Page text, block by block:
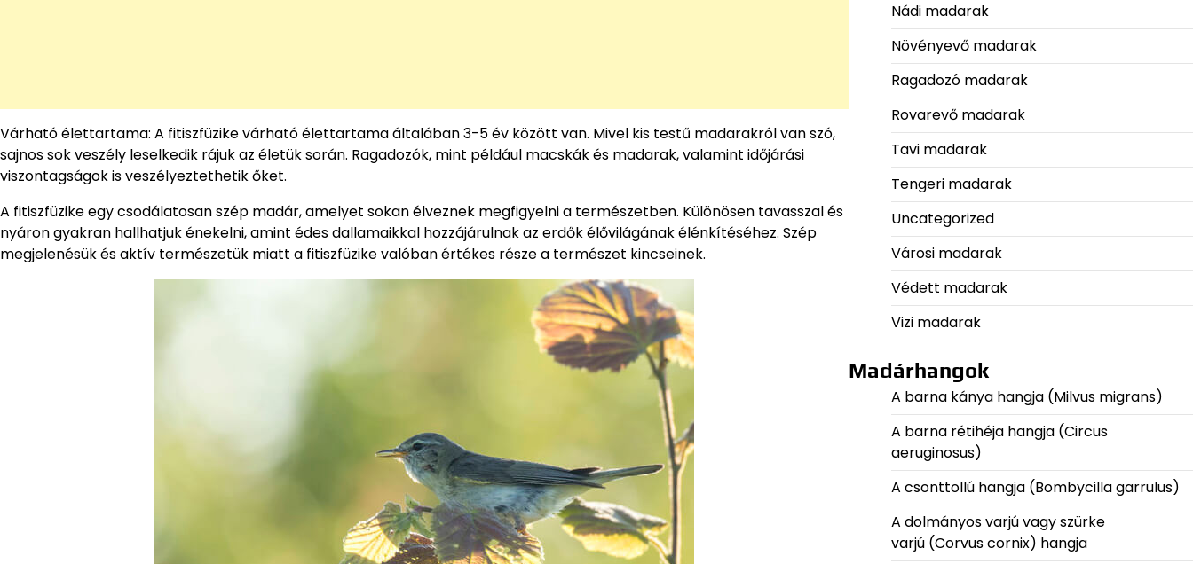
Várható élettartama: A fitiszfüzike várható élettartama általában 3-5 év között van. Mivel kis testű madarakról van szó,
sajnos sok veszély leselkedik rájuk az életük során. Ragadozók, mint például macskák és madarak, valamint időjárási
viszontagságok is veszélyeztethetik őket.
A fitiszfüzike egy csodálatosan szép madár, amelyet sokan élveznek megfigyelni a természetben. Különösen tavasszal és
nyáron gyakran hallhatjuk énekelni, amint édes dallamaikkal hozzájárulnak az erdők élővilágának élénkítéséhez. Szép
megjelenésük és aktív természetük miatt a fitiszfüzike valóban értékes része a természet kincseinek.
Nádi madarak
Növényevő madarak
Ragadozó madarak
Rovarevő madarak
Tavi madarak
Tengeri madarak
Uncategorized
Városi madarak
Védett madarak
Vizi madarak
Madárhangok
A barna kánya hangja (Milvus migrans)
A barna rétihéja hangja (Circus
aeruginosus)
A csonttollú hangja (Bombycilla garrulus)
A dolmányos varjú vagy szürke
varjú (Corvus cornix) hangja